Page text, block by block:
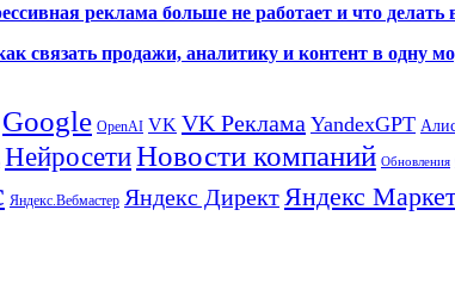
реклама больше не работает и что делать
связать продажи, аналитику и контент в одну
Google OpenAI VK VK Реклама YandexGPT
НейросетиНовости компаний Обновления
Яндекс.Вебмастер Яндекс Директ Яндекс